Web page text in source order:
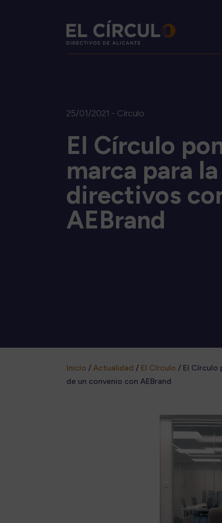
25/01/2021 - Círculo
El Círculo
marca para
directivos
AEBrand
Inicio /Actualidad / El Círculo / El Círculo
de un convenio con AEBrand